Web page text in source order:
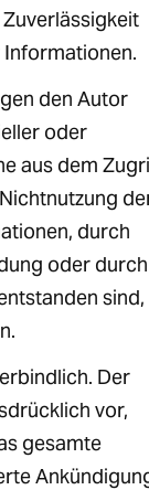
den Autor
oder
aus dem
durch
oder durch
sind,
Der
vor,
gesamte